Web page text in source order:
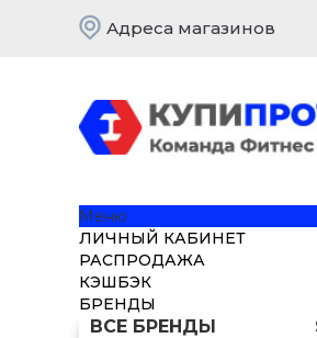
Адреса магазинов
Меню
ЛИЧНЫЙ КАБИНЕТ
РАСПРОДАЖА
КЭШБЭК
БРЕНДЫ
ВСЕ БРЕНДЫ